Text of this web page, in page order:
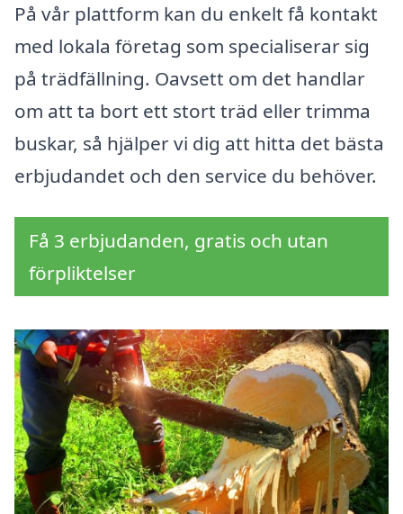
På vår plattform kan du enkelt få kontakt
med lokala företag som specialiserar sig
på trädfällning. Oavsett om det handlar
om att ta bort ett stort träd eller trimma
buskar, så hjälper vi dig att hitta det bästa
erbjudandet och den service du behöver.
Få 3 erbjudanden, gratis och utan
förpliktelser